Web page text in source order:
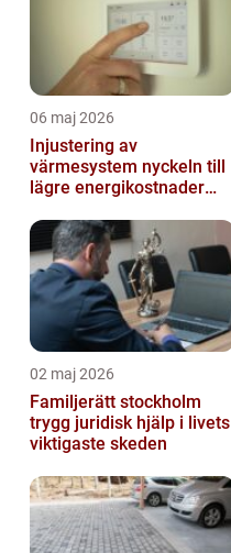
06 maj 2026
Injustering av
värmesystem nyckeln till
lägre energikostnader
inomhusklimat
02 maj 2026
Familjerätt stockholm
trygg juridisk hjälp i livets
viktigaste skeden